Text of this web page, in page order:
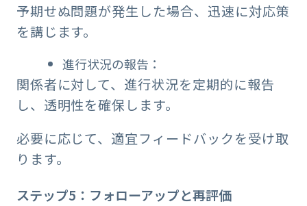
予期せぬ問題が発生した場合、迅速に対応策
を講じます。
進行状況の報告：
関係者に対して、進行状況を定期的に報告
し、透明性を確保します。
必要に応じて、適宜フィードバックを受け取
ります。
ステップ5：フォローアップと再評価